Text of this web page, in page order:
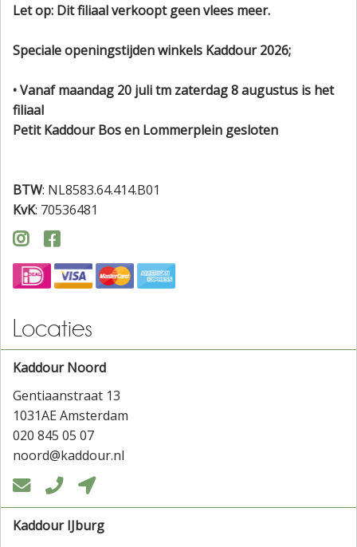
Let op: Dit filiaal verkoopt geen vlees meer.
Speciale openingstijden winkels Kaddour 2026;
• Vanaf maandag 20 juli tm zaterdag 8 augustus is het
filiaal
Petit Kaddour Bos en Lommerplein gesloten
BTW: NL8583.64.414.B01
KvK: 70536481
 
Locaties
Kaddour Noord
Gentiaanstraat 13
1031AE Amsterdam
020 845 05 07
noord@kaddour.nl
  
Kaddour IJburg